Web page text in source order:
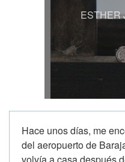
ESTHER
Hace unos días, me
del aeropuerto de